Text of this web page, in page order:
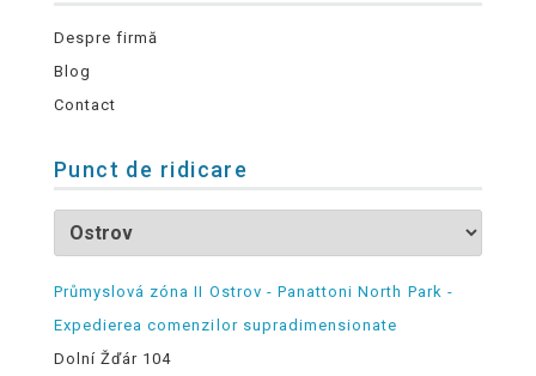
Despre firmă
Blog
Contact
Punct de ridicare
Průmyslová zóna II Ostrov - Panattoni North Park -
Expedierea comenzilor supradimensionate
Dolní Žďár 104